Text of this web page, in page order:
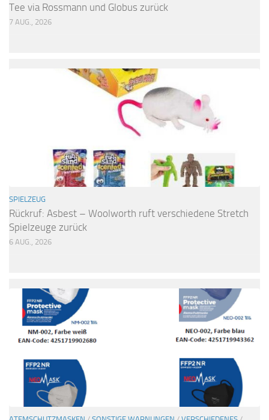
Tee via Rossmann und Globus zurück
7 AUG., 2026
SPIELZEUG
Rückruf: Asbest – Woolworth ruft verschiedene Stretch
Spielzeuge zurück
6 AUG., 2026